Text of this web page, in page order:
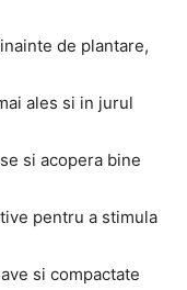
de plantare,
ales si in jurul
si acopera bine
pentru a stimula
si compactate